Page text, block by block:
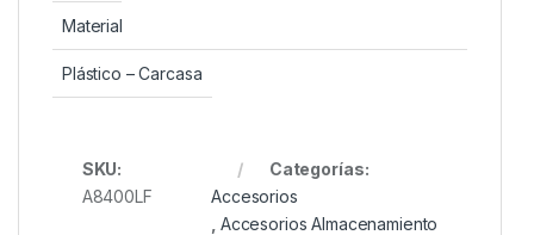
Material
Plástico – Carcasa
SKU:
A8400LF
Categorías:
Accesorios
Accesorios Almacenamiento